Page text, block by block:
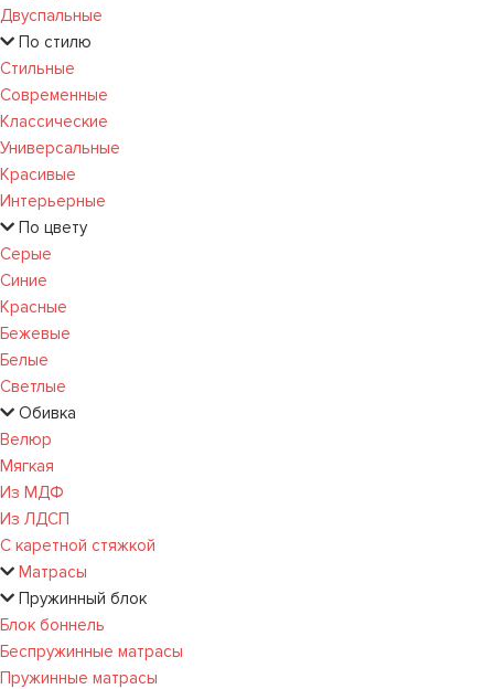
Двуспальные
По стилю
Стильные
Современные
Классические
Универсальные
Красивые
Интерьерные
По цвету
Серые
Синие
Красные
Бежевые
Белые
Светлые
Обивка
Велюр
Мягкая
Из МДФ
Из ЛДСП
С каретной стяжкой
Матрасы
Пружинный блок
Блок боннель
Беспружинные матрасы
Пружинные матрасы